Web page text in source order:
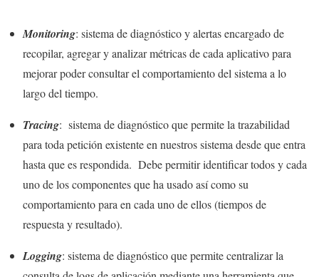
Monitoring: sistema de diagnóstico y alertas encargado de
recopilar, agregar y analizar métricas de cada aplicativo para
mejorar poder consultar el comportamiento del sistema a lo
largo del tiempo.
Tracing: sistema de diagnóstico que permite la trazabilidad
para toda petición existente en nuestros sistema desde que entra
hasta que es respondida. Debe permitir identificar todos y cada
uno de los componentes que ha usado así como su
comportamiento para en cada uno de ellos (tiempos de
respuesta y resultado).
Logging: sistema de diagnóstico que permite centralizar la